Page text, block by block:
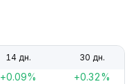
14 дн. 30 дн.
+0.09% +0.32%